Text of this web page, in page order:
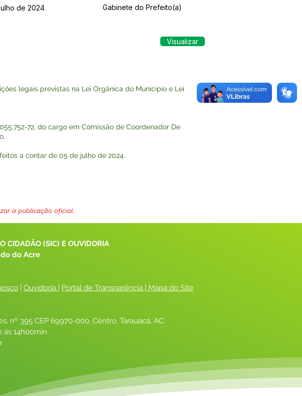
de 2024 Gabinete do Prefeito(a)
legais previstas na Lei Orgânica do Município e Lei
72, do cargo em Comissão de Coordenador De
a contar de 05 de julho de 2024.
Visualizar
a publicação oficial.
CIDADÃO (SIC) E OUVIDORIA
do Acre
| Ouvidoria | Portal de Transparência | Mapa do Site
nº 395 CEP 69970-000, Centro, Tarauacá, AC
às 14h00min